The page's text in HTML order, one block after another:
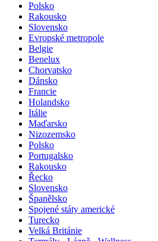
Polsko
Rakousko
Slovensko
Evropské metropole
Belgie
Benelux
Chorvatsko
Dánsko
Francie
Holandsko
Itálie
Maďarsko
Nizozemsko
Polsko
Portugalsko
Rakousko
Řecko
Slovensko
Španělsko
Spojené státy americké
Turecko
Velká Británie